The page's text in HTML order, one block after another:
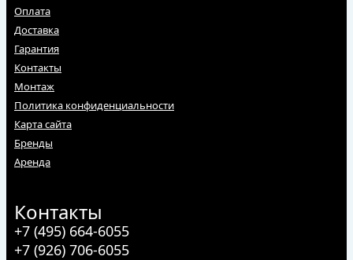
Оплата
Доставка
Гарантия
Контакты
Монтаж
Политика конфиденциальности
Карта сайта
Бренды
Аренда
Контакты
+7 (495) 664-6055
+7 (926) 706-6055